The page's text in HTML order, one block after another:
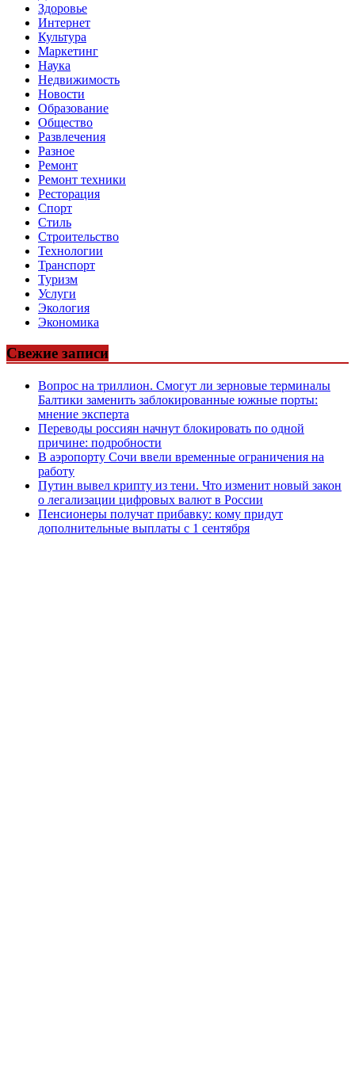
Здоровье
Интернет
Культура
Маркетинг
Наука
Недвижимость
Новости
Образование
Общество
Развлечения
Разное
Ремонт
Ремонт техники
Ресторация
Спорт
Стиль
Строительство
Технологии
Транспорт
Туризм
Услуги
Экология
Экономика
Свежие записи
Вопрос на триллион. Смогут ли зерновые терминалы
Балтики заменить заблокированные южные порты:
мнение эксперта
Переводы россиян начнут блокировать по одной
причине: подробности
В аэропорту Сочи ввели временные ограничения на
работу
Путин вывел крипту из тени. Что изменит новый закон
о легализации цифровых валют в России
Пенсионеры получат прибавку: кому придут
дополнительные выплаты с 1 сентября